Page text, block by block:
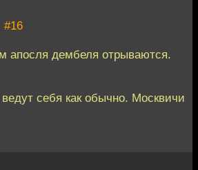
#16
апосля дембеля отрываются.
себя как обычно. Москвичи